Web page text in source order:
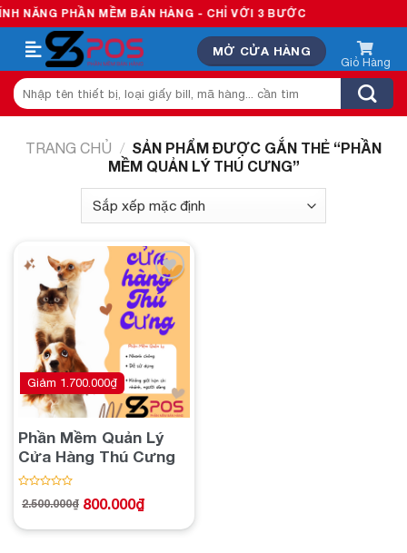
Skip
to
content
NĂNG PHẦN MỀM BÁN HÀNG - CHỈ VỚI 3 BƯỚC
MỞ CỬA HÀNG
Tìm
kiếm:
TRANG CHỦ / SẢN PHẨM ĐƯỢC GẮN THẺ “PHẦN
MỀM QUẢN LÝ THÚ CƯNG”
Add to
wishlist
Phần Mềm Quản Lý
Cửa Hàng Thú Cưng
xếp
0
2.500.000₫
Giá
2.500.000₫.
800.000₫
Giá
là:
Giảm 1.700.000₫